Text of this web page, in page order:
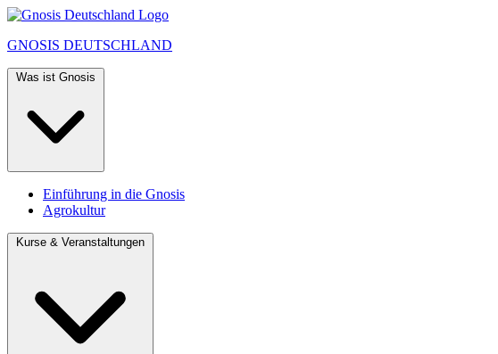
GNOSIS DEUTSCHLAND
Was ist Gnosis
Einführung in die Gnosis
Agrokultur
Kurse & Veranstaltungen